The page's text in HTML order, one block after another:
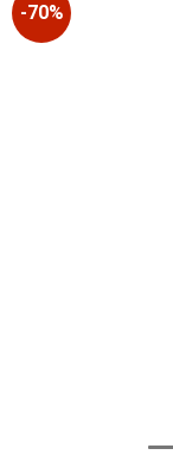
70%